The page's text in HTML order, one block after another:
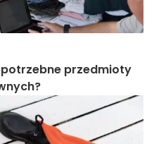
przedmioty